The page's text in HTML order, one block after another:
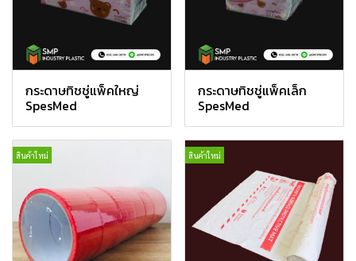
กระดาษทิชชู่แพ็คใหญ่
SpesMed
กระดาษทิชชู่แพ็คเล็ก
SpesMed
สินค้าใหม่ สินค้าใหม่